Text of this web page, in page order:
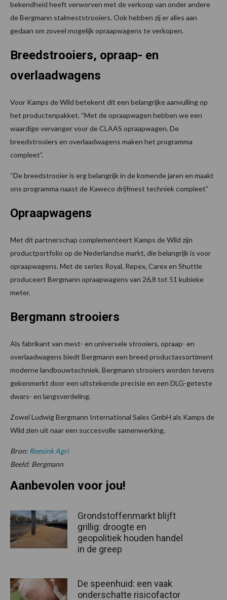
bekendheid heeft verworven met de verkoop van onder andere
de Bergmann stalmeststrooiers. Ook hebben zij er alles aan
gedaan om zoveel mogelijk opraapwagens te verkopen.
Breedstrooiers, opraap- en
overlaadwagens
Voor Kamps de Wild betekent dit een belangrijke aanvulling op
het productenpakket. “Met de opraapwagen hebben we een
waardige vervanger voor de CLAAS opraapwagen. De
breedstrooiers en overlaadwagens maken het programma
compleet”.
“De breedstrooier is erg belangrijk in de komende jaren en maakt
ons programma naast de Kaweco drijfmest techniek compleet”
Opraapwagens
Met dit partnerschap complementeert Kamps de Wild zijn
productportfolio op de Nederlandse markt, die belangrijk is voor
opraapwagens. Met de series Royal, Repex, Carex en Shuttle
produceert Bergmann opraapwagens van 26,8 tot 51 kubieke
meter.
Bergmann strooiers
Als fabrikant van mest- en universele strooiers, opraap- en
overlaadwagens biedt Bergmann een breed productassortiment
moderne landbouwtechniek. Bergmann strooiers worden tevens
gekenmerkt door een uitstekende precisie en een DLG-geteste
dwars- en langsverdeling.
Zowel Ludwig Bergmann International Sales GmbH als Kamps de
Wild zien uit naar een succesvolle samenwerking.
Bron: Reesink Agri
Beeld: Bergmann
Aanbevolen voor jou!
Grondstoffenmarkt blijft
grillig: droogte en
geopolitiek houden handel
in de greep
De speenhuid: een vaak
onderschatte risicofactor